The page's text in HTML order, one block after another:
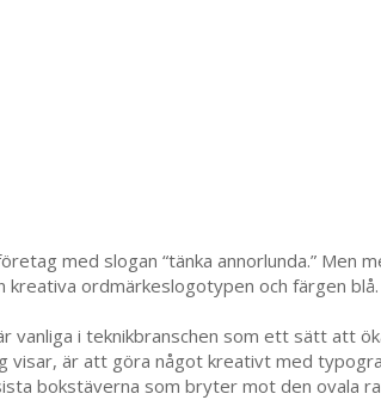
med slogan “tänka annorlunda.” Men
kreativa ordmärkeslogotypen och färgen blå.
i teknikbranschen som ett sätt att
visar, är att göra något kreativt med
bokstäverna som bryter mot den ovala